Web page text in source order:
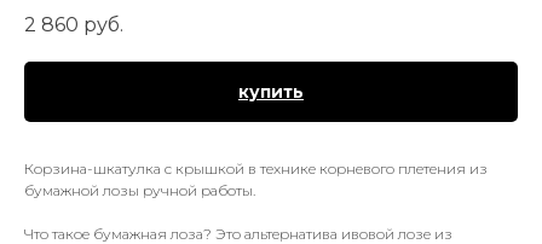
2 860 руб.
купить
Корзина-шкатулка с крышкой в технике корневого плетения из
бумажной лозы ручной работы.
Что такое бумажная лоза? Это альтернатива ивовой лозе из